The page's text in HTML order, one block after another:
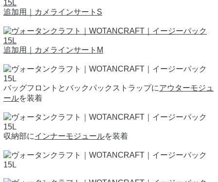
追加用｜カメラインサートS
追加用｜カメラインサートM
バッグフロントとバックパックストラップにアウターモジュ
ールを装着
収納部にインナーモジュールを装着